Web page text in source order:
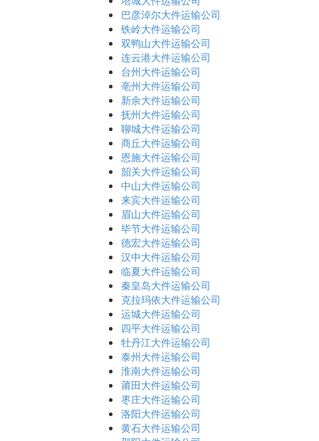
巴彦淖尔大件运输公司
铁岭大件运输公司
双鸭山大件运输公司
连云港大件运输公司
台州大件运输公司
亳州大件运输公司
新余大件运输公司
抚州大件运输公司
聊城大件运输公司
商丘大件运输公司
恩施大件运输公司
韶关大件运输公司
中山大件运输公司
来宾大件运输公司
眉山大件运输公司
毕节大件运输公司
德宏大件运输公司
汉中大件运输公司
临夏大件运输公司
秦皇岛大件运输公司
克拉玛依大件运输公司
运城大件运输公司
四平大件运输公司
牡丹江大件运输公司
泰州大件运输公司
淮南大件运输公司
莆田大件运输公司
枣庄大件运输公司
洛阳大件运输公司
黄石大件运输公司